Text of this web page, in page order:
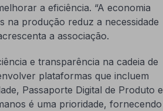
a eficiência. “A economia
na produção reduz a necessidade
a associação.
e transparência na cadeia de
plataformas que incluem
Passaporte Digital de Produto e
é uma prioridade, fornecendo